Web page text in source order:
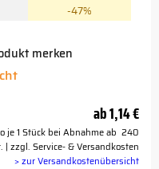
-47%
merken
ab1,14 €
je 1 Stück bei Abnahme ab 240
| zzgl. Service- & Versandkosten
> zur Versandkostenübersicht